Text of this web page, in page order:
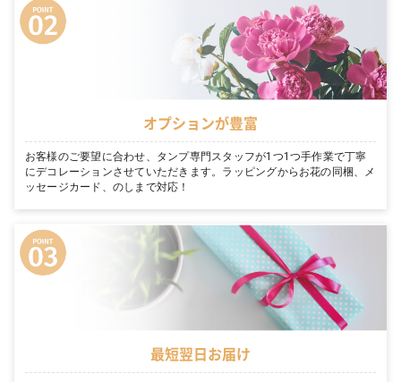
オプションが豊富
お客様のご要望に合わせ、タンプ専門スタッフが1つ1つ手作業で丁寧
にデコレーションさせていただきます。ラッピングからお花の同梱、メ
ッセージカード、のしまで対応！
最短翌日お届け